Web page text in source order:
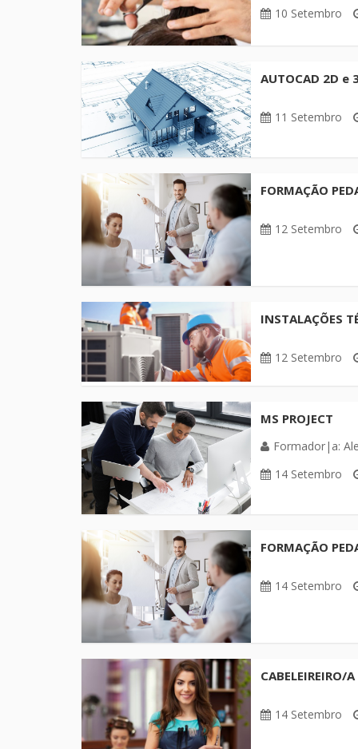
10 Setembro
AUTOCAD 2D e
11 Setembro
FORMAÇÃO
12 Setembro
INSTALAÇÕES
12 Setembro
MS PROJECT
Formador|a:
14 Setembro
FORMAÇÃO
14 Setembro
CABELEIREIRO/
14 Setembro